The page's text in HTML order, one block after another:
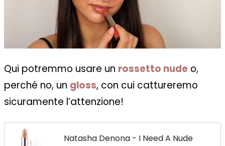
Qui potremmo usare un rossetto nude o,
perché no, un gloss, con cui cattureremo
sicuramente l’attenzione!
Natasha Denona - I Need A Nude